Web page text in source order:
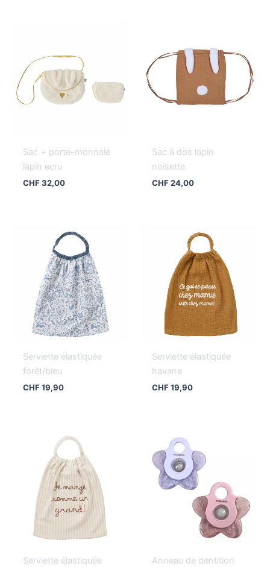
Sac + porte-monnaie
lapin ecru
CHF32,00
Sac à dos lapin
noisette
CHF24,00
Serviette élastiquée
forêt/bleu
CHF19,90
Serviette élastiquée
havane
CHF19,90
Serviette élastiquée
Anneau de dentition